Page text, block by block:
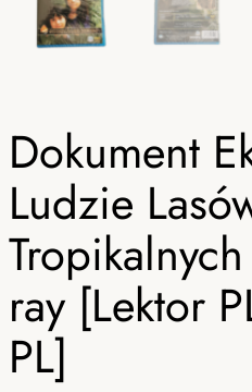
Dokument
Ludzie
ray [Lektor
PL]